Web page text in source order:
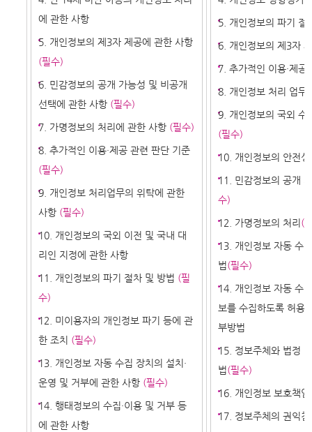
에 관한 사항
5. 개인정보의 제3자 제공에 관한 사항
(필수)
6. 민감정보의 공개 가능성 및 비공개
선택에 관한 사항 (필수)
7. 가명정보의 처리에 관한 사항 (필수)
8. 추가적인 이용·제공 관련 판단 기준
(필수)
9. 개인정보 처리업무의 위탁에 관한
사항 (필수)
10. 개인정보의 국외 이전 및 국내 대
리인 지정에 관한 사항
11. 개인정보의 파기 절차 및 방법 (필
수)
12. 미이용자의 개인정보 파기 등에 관
한 조치 (필수)
13. 개인정보 자동 수집 장치의 설치·
운영 및 거부에 관한 사항 (필수)
14. 행태정보의 수집·이용 및 거부 등
에 관한 사항
5. 개인정보의 파기 절
6. 개인정보의 제3자
7. 추가적인 이용·제
8. 개인정보 처리 업무
9. 개인정보의 국외 수
(필수)
10. 개인정보의 안전
11. 민감정보의 공개
수)
12. 가명정보의 처리 (
13. 개인정보 자동 수
법(필수)
14. 개인정보 자동 수
보를 수집하도록 허용
부방법
15. 정보주체와 법정
법(필수)
16. 개인정보 보호책
17. 정보주체의 권익